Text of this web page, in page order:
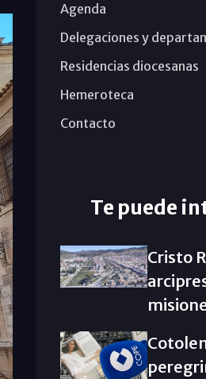
Agenda
Delegaciones y
Residencias diocesanas
Hemeroteca
Contacto
Te puede
Cristo